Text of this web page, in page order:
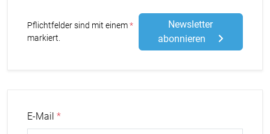
Pflichtfelder sind mit einem Stern
markiert.
Newsletter
abonnieren
E-Mail